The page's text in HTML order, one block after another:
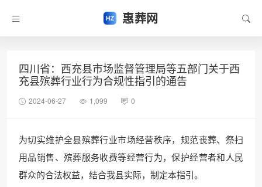
惠葬网
四川省：西充县市场监督管理局等五部门关于西
充县殡葬行业行为合规性指引的通告
2024-06-27 1,099 0
为切实维护全县殡葬行业市场经营秩序，规范丧葬、祭扫
用品销售、殡葬服务收费等经营行为，保护经营者和人民
群众的合法权益，结合我县实际，制定本指引。